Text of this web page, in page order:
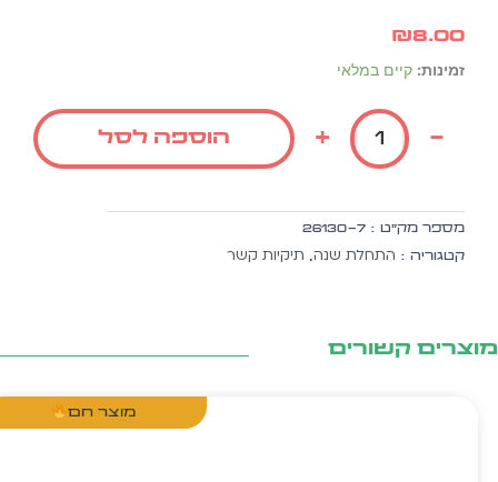
₪8.00
זמינות: קיים במלאי
כמות
תיקיית
אל
עם
שקף
הוספה לסל
מספר מק״ט :26130-7
קטגוריה : התחלת שנה,תיקיות קשר
קשורים
מוצר חם